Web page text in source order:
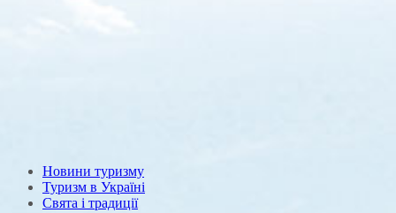
Новини туризму
Туризм в Україні
Свята і традиції